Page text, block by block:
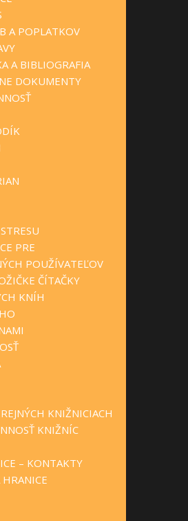
A POPLATKOV
A BIBLIOGRAFIA
DOKUMENTY
PRE
POUŽÍVATEĽOV
ČÍTAČKY
KNÍH
KNIŽNICIACH
KNIŽNÍC
– KONTAKTY